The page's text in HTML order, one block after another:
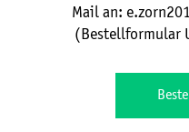
Mail an:
(Bestellformular